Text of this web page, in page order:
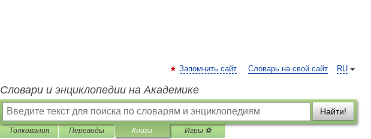
RU
Запомнить сайт Словарь на свой сайт
Словари и энциклопедии на Академике
Найти!
Толкования Переводы Книги Игры ⚽